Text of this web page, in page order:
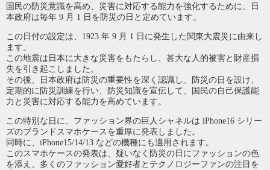
国民の防災意識を高め、災害に対応する能力を強化するために、日
本政府は毎年 9 月 1 日を防災の日と定めています。
この日付の設定は、1923 年 9 月 1 日に発生した関東大震災に由来し
ます。
この地震は日本に大きな災害をもたらし、甚大な人的被害と財産損
失を引き起こしました。
その後、日本政府は防災の重要性を深く認識し、防災の日を設け、
定期的に防災訓練を行い、防災知識を宣伝して、国民の自己保護能
力と災害に対応する能力を高めています。
この特別な日に、ファッション界の巨人シャネルは iPhone16 シリー
ズのブランドスマホケースを重厚に発表しました。
同時に、iPhone15/14/13 などの機種にも適用されます。
このスマホケースの発表は、疑いなく防災の日にファッションの色
を添え、多くのファッション愛好者とテクノロジーファンの注目を